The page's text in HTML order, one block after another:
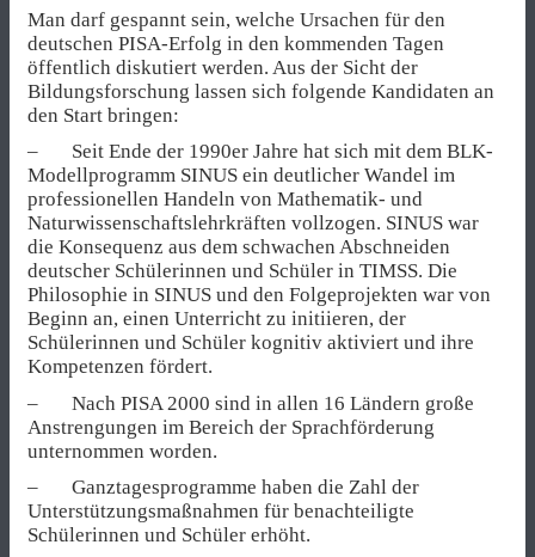
Man darf gespannt sein, welche Ursachen für den
deutschen PISA-Erfolg in den kommenden Tagen
öffentlich diskutiert werden. Aus der Sicht der
Bildungsforschung lassen sich folgende Kandidaten an
den Start bringen:
– Seit Ende der 1990er Jahre hat sich mit dem BLK-
Modellprogramm SINUS ein deutlicher Wandel im
professionellen Handeln von Mathematik- und
Naturwissenschaftslehrkräften vollzogen. SINUS war
die Konsequenz aus dem schwachen Abschneiden
deutscher Schülerinnen und Schüler in TIMSS. Die
Philosophie in SINUS und den Folgeprojekten war von
Beginn an, einen Unterricht zu initiieren, der
Schülerinnen und Schüler kognitiv aktiviert und ihre
Kompetenzen fördert.
– Nach PISA 2000 sind in allen 16 Ländern große
Anstrengungen im Bereich der Sprachförderung
unternommen worden.
– Ganztagesprogramme haben die Zahl der
Unterstützungsmaßnahmen für benachteiligte
Schülerinnen und Schüler erhöht.